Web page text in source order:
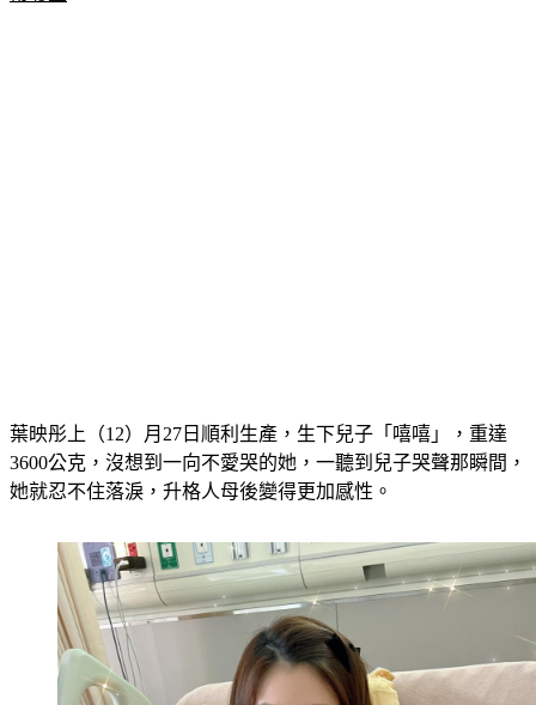
3600公克，沒想到一向不愛哭的她，一聽到兒子哭聲那瞬間，
她就忍不住落淚，升格人母後變得更加感性。